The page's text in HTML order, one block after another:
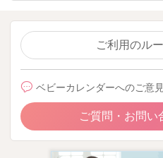
ご利用のル
ベビーカレンダーへのご意
ご質問・お問い